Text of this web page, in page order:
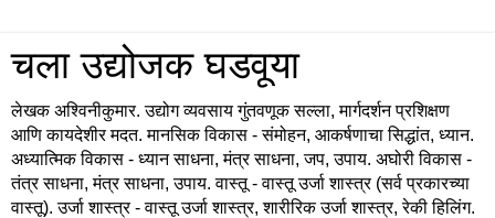
चला उद्योजक घडवूया
लेखक अश्विनीकुमार. उद्योग व्यवसाय गुंतवणूक सल्ला, मार्गदर्शन प्रशिक्षण
आणि कायदेशीर मदत. मानसिक विकास - संमोहन, आकर्षणाचा सिद्धांत, ध्यान.
अध्यात्मिक विकास - ध्यान साधना, मंत्र साधना, जप, उपाय. अघोरी विकास -
तंत्र साधना, मंत्र साधना, उपाय. वास्तू - वास्तू उर्जा शास्त्र (सर्व प्रकारच्या
वास्तू). उर्जा शास्त्र - वास्तू उर्जा शास्त्र, शारीरिक उर्जा शास्त्र, रेकी हिलिंग.